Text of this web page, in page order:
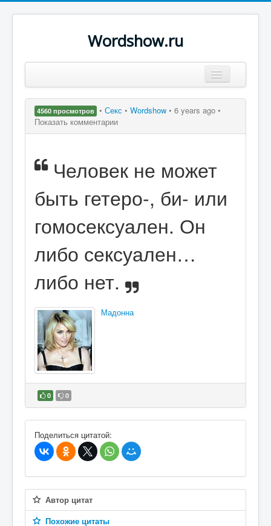
Wordshow.ru
Популярные цитаты
Поиск
4560 просмотров • Секс • Wordshow • 6 years ago •
Показать комментарии
Человек не может
быть гетеро-, би- или
гомосексуален. Он
либо сексуален…
либо нет.
Мадонна
0 0
В избранное
Поделиться цитатой:
Автор цитат
Похожие цитаты